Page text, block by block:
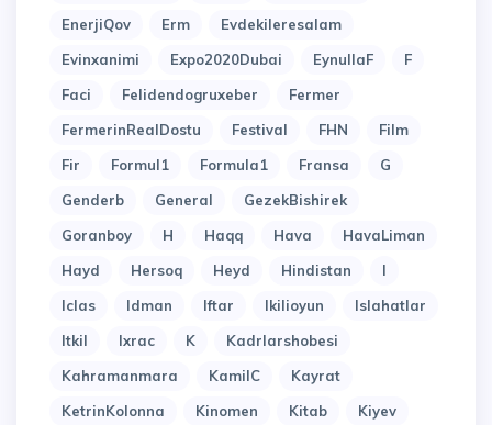
EnerjiQov
Erm
Evdekileresalam
Evinxanimi
Expo2020Dubai EynullaF
F
Faci
Felidendogruxeber
Fermer
FermerinRealDostu
Festival FHN
Film
Fir
Formul1 Formula1 Fransa
G
Genderb
General
GezekBishirek
Goranboy
H Haqq Hava
HavaLiman
Hayd
Hersoq Heyd Hindistan
I
Iclas
Idman Iftar Ikilioyun
Islahatlar
Itkil
Ixrac K
Kadrlarshobesi
Kahramanmara
KamilC
Kayrat
KetrinKolonna
Kinomen Kitab
Kiyev